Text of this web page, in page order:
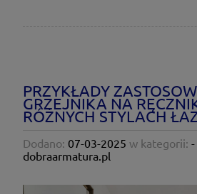
PRZYKŁADY
GRZEJNIKA NA
RÓŻNYCH STYLACH
Dodano: 07-03-2025 w kategorii: -
dobraarmatura.pl